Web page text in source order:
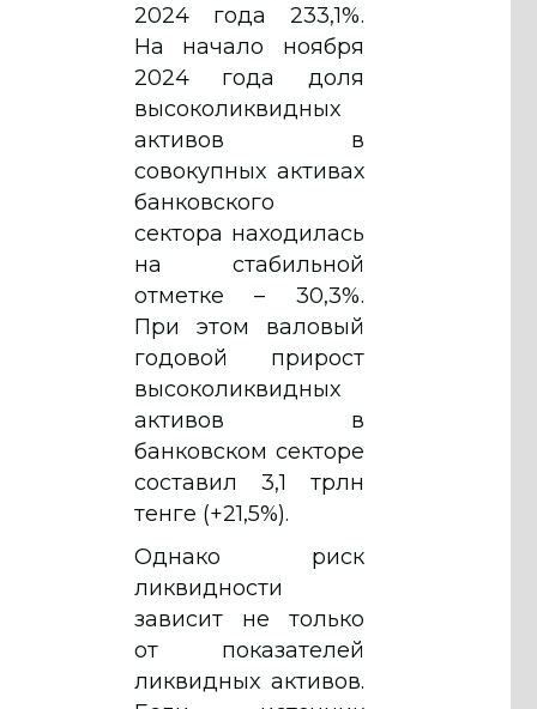
2024 года 233,1%.
На начало ноября
2024 года доля
высоколиквидных
активов в
совокупных активах
банковского
сектора находилась
на стабильной
отметке – 30,3%.
При этом валовый
годовой прирост
высоколиквидных
активов в
банковском секторе
составил 3,1 трлн
тенге (+21,5%).
Однако риск
ликвидности
зависит не только
от показателей
ликвидных активов.